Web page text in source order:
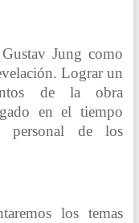
Jung como
Lograr un
de la obra
en el tiempo
personal de los
los temas